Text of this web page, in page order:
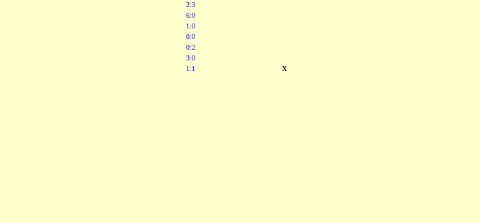
2:3
6:0
1:0
0:0
0:2
3:0
1:1 X